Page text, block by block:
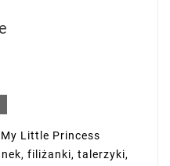
Little Princess
filiżanki, talerzyki,